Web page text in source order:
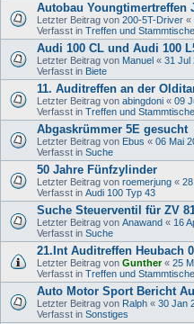
Autobau Youngtimertreffen
Letzter Beitrag von 200-5T-Driver «
Verfasst in Treffen und Stammtische
Audi 100 CL und Audi 100
Letzter Beitrag von Manuel « 31 Jul
Verfasst in Biete
11. Auditreffen an der
Letzter Beitrag von abingdoni « 09
Verfasst in Treffen und Stammtische
Abgaskrümmer 5E gesucht
Letzter Beitrag von Ebus « 06 Mai
Verfasst in Suche
50 Jahre Fünfzylinder
Letzter Beitrag von roemerjung «
Verfasst in Audi 100 Typ 43
Suche Steuerventil für ZV
Letzter Beitrag von Anawand « 16
Verfasst in Suche
21.Int Auditreffen Heubach
Letzter Beitrag von Gunther« 25
Verfasst in Treffen und Stammtische
Auto Motor Sport Bericht
Letzter Beitrag von Ralph « 30 Jan
Verfasst in Sonstiges